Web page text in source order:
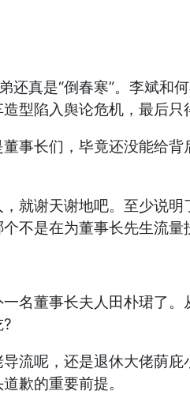
还真是“倒春寒”。李斌
型陷入舆论危机，最后只
事长们，毕竟还没能给
就谢天谢地吧。至少说
不是在为董事长先生流量
名董事长夫人田朴珺了
流呢，还是退休大佬荫
歉的重要前提。